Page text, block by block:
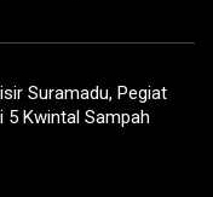
Suramadu, Pegiat
5 Kwintal Sampah